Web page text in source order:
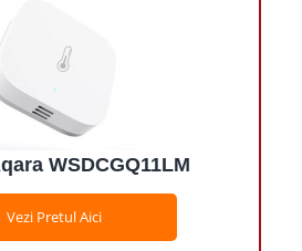
WSDCGQ11LM
Vezi Pretul Aici